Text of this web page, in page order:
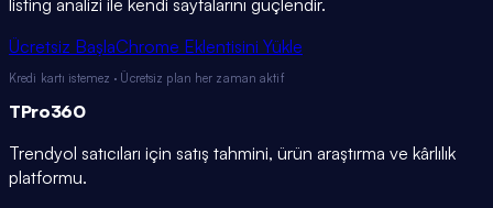
Ücretsiz BaşlaChrome Eklentisini Yükle
Kredi kartı istemez · Ücretsiz plan her zaman aktif
TPro360
Trendyol satıcıları için satış tahmini, ürün araştırma ve kârlılık
platformu.